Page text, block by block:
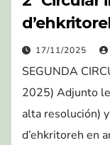
17/11/2025
SEGUNDA
2025) Adjunto
alta resolución)
d’ehkritoreh en